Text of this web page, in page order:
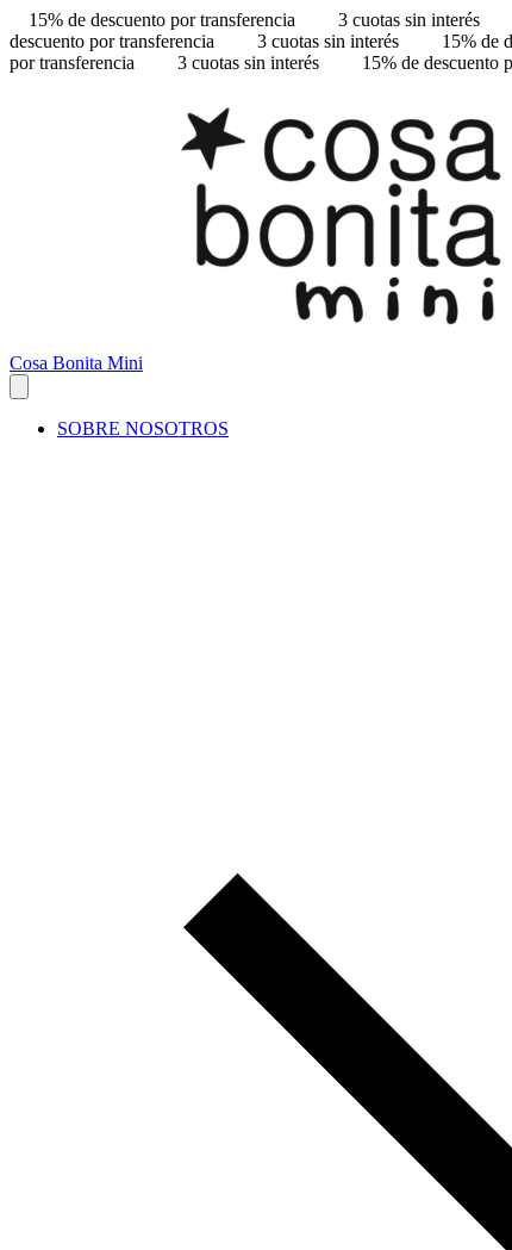
15% de descuento por transferencia 3 cuotas sin interés
descuento por transferencia
3 cuotas sin interés 15% de
por transferencia
3 cuotas sin interés 15% de descuento
Cosa Bonita Mini
SOBRE NOSOTROS